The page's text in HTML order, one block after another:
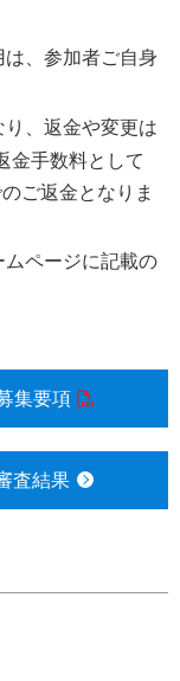
、参加者ご自身
、返金や変更は
金手数料として
ご返金となりま
ページに記載の
集要項
査結果